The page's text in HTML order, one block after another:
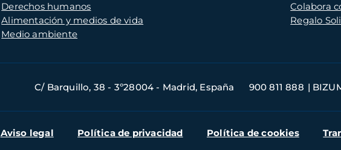
Derechos humanos
Alimentación y medios de vida
Medio ambiente
Colabora
Regalo
C/ Barquillo, 38 - 3º28004 - Madrid, España 900 811 888
Aviso legal Política de privacidad Política de cookies